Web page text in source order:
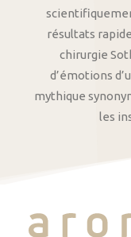
résultats
chirurgie
d’émotions
mythique
les